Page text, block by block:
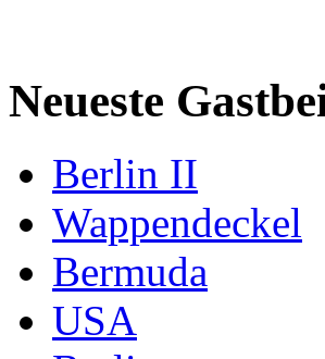
Neueste
Berlin II
Wappendeckel
Bermuda
USA